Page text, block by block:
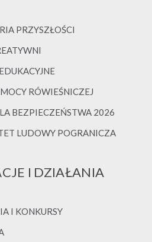
PRZYSZŁOŚCI
RÓWIEŚNICZEJ
BEZPIECZEŃSTWA 2026
LUDOWY POGRANICZA
I DZIAŁANIA
I KONKURSY